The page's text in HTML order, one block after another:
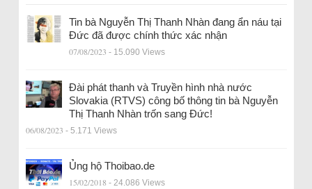
Tin bà Nguyễn Thị Thanh Nhàn đang ẩn náu tại
Đức đã được chính thức xác nhận
07/08/2023 - 15.090 Views
Đài phát thanh và Truyền hình nhà nước
Slovakia (RTVS) công bố thông tin bà Nguyễn
Thị Thanh Nhàn trốn sang Đức!
06/08/2023 - 5.171 Views
Ủng hộ Thoibao.de
15/02/2018 - 24.086 Views